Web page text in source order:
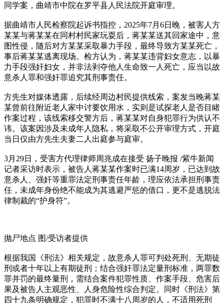
同学案，曲靖市中院在罗平县人民法院开庭审理。
据曲靖市人民检察院起诉书指控，2025年7月6日晚，被害人方
某某与蒋某某在同村村民家玩耍后，蒋某某送其回家途中，意
图性侵，随后对方某某采取暴力手段，最终导致方某某死亡，
事后蒋某某逃离现场。检方认为，蒋某某违背妇女意志，以暴
力手段强奸妇女，并非法剥夺他人生命致一人死亡，应当以故
意杀人罪和强奸罪追究其刑事责任。
方先生对媒体透露，后续经周边村民提供线索，案发当晚蒋某
某曾前往附近老人家中讨要饮用水，实则是试探老人是否目睹
作案过程，该线索移交警方后，蒋某某对自身犯罪行为供认不
讳。该案因涉及未成年人隐私，将采取不公开审理方式，开庭
当日仅由方先生夫妻二人出庭参与庭审。
3月29日，受害方代理律师周兆成在接受 扬子晚报 /紫牛新闻
记者采访时表示，被告人蒋某某作案时已满14周岁，已达到故
意杀人、强奸等重罪法定刑事责任年龄，理应依法承担刑事责
任，未成年身份绝不能成为其逃避严惩的借口，更不是逃脱法
律制裁的“护身符”。
抛尸地点 图/受访者提供
根据我国《刑法》相关规定，故意杀人罪可判处死刑、无期徒
刑或者十年以上有期徒刑；结合强奸罪法定量刑标准，两罪数
罪并罚的最终量刑，需结合案件犯罪性质、作案手段、危害后
果及被告人主观恶性、人身危险性综合判定。同时《刑法》第
四十九条明确规定，犯罪时不满十八周岁的人，不适用死刑